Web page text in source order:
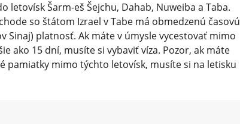
letovísk Šarm-eš Šejchu, Dahab, Nuweiba a Taba.
so štátom Izrael v Tabe má obmedzenú časovú
Sinaj) platnosť. Ak máte v úmysle vycestovať mimo
ako 15 dní, musíte si vybaviť víza. Pozor, ak máte
pamiatky mimo týchto letovísk, musíte si na letisku